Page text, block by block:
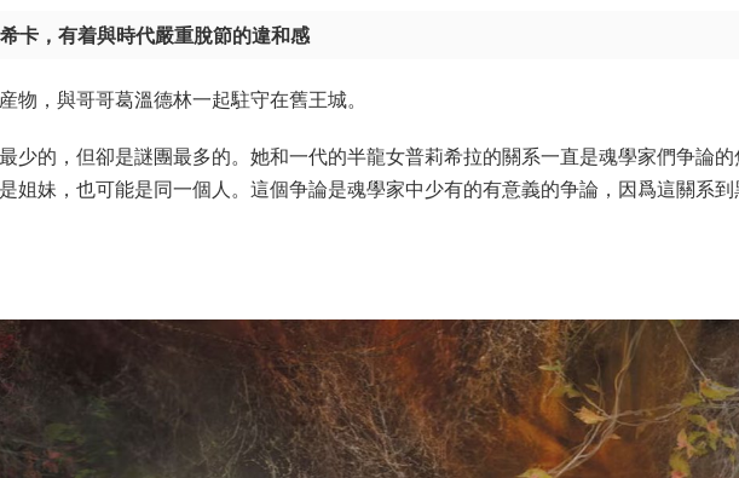
卡，有着與時代嚴重脫節的違和感
物，與哥哥葛溫德林一起駐守在舊王城。
少的，但卻是謎團最多的。她和一代的半龍女普莉希拉的關系一直是魂學家們争論的
姐妹，也可能是同一個人。這個争論是魂學家中少有的有意義的争論，因爲這關系到